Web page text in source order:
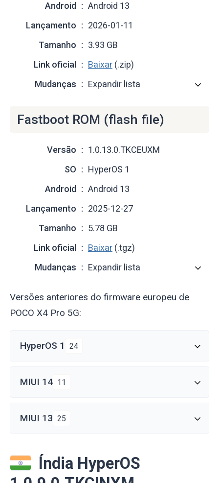
Android
Android 13
Lançamento
2026-01-11
Tamanho
3.93 GB
Link oficial
Baixar (.zip)
Mudanças
Expandir lista
Fastboot ROM (flash file)
Versão
1.0.13.0.TKCEUXM
SO
HyperOS 1
Android
Android 13
Lançamento
2025-12-27
Tamanho
5.78 GB
Link oficial
Baixar (.tgz)
Mudanças
Expandir lista
Versões anteriores do firmware europeu de
POCO X4 Pro 5G:
HyperOS 1 24
MIUI 14 11
MIUI 13 25
Índia HyperOS